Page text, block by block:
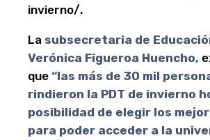
invierno/.
La subsecretaria de
Verónica Figueroa Huencho,
que “las más de 30 mil
rindieron la PDT de invierno
posibilidad de elegir los
para poder acceder a la